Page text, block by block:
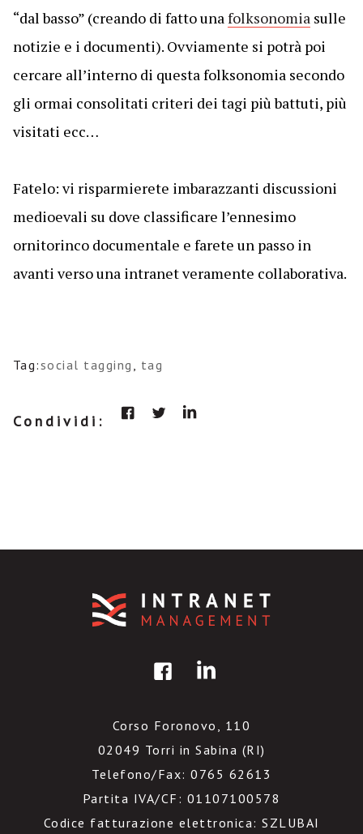
“dal basso” (creando di fatto unafolksonomiasulle
notizie e i documenti). Ovviamente si potrà poi
cercare all’interno di questa folksonomia secondo
gli ormai consolitati criteri dei tagi più battuti, più
visitati ecc…
Fatelo: vi risparmierete imbarazzanti discussioni
medioevali su dove classificare l’ennesimo
ornitorinco documentale e farete un passo in
avanti verso una intranet veramente collaborativa.
Tag:social tagging , tag
Condividi:
Corso Foronovo, 110
02049 Torri in Sabina (RI)
Telefono/Fax: 0765 62613
Partita IVA/CF: 01107100578
Codice fatturazione elettronica: SZLUBAI